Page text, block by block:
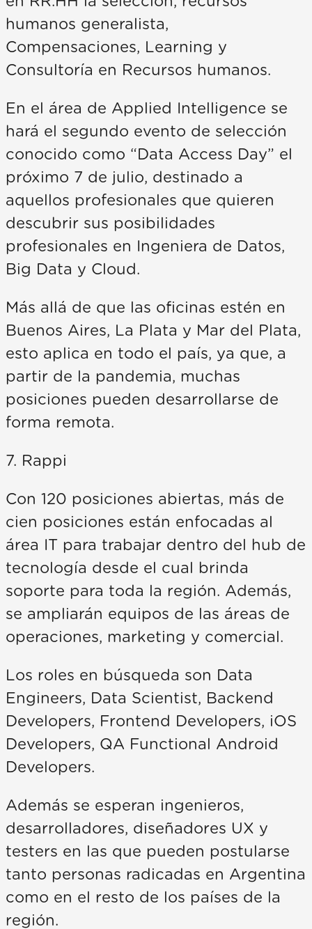
humanos generalista,
Compensaciones, Learning y
Consultoría en Recursos humanos.
En el área de Applied Intelligence se
hará el segundo evento de selección
conocido como “Data Access Day” el
próximo 7 de julio, destinado a
aquellos profesionales que quieren
descubrir sus posibilidades
profesionales en Ingeniera de Datos,
Big Data y Cloud.
Más allá de que las oficinas estén en
Buenos Aires, La Plata y Mar del Plata,
esto aplica en todo el país, ya que, a
partir de la pandemia, muchas
posiciones pueden desarrollarse de
forma remota.
7. Rappi
Con 120 posiciones abiertas, más de
cien posiciones están enfocadas al
área IT para trabajar dentro del hub de
tecnología desde el cual brinda
soporte para toda la región. Además,
se ampliarán equipos de las áreas de
operaciones, marketing y comercial.
Los roles en búsqueda son Data
Engineers, Data Scientist, Backend
Developers, Frontend Developers, iOS
Developers, QA Functional Android
Developers.
Además se esperan ingenieros,
desarrolladores, diseñadores UX y
testers en las que pueden postularse
tanto personas radicadas en Argentina
como en el resto de los países de la
región.